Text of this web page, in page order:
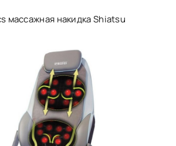
массажная накидка Shiatsu